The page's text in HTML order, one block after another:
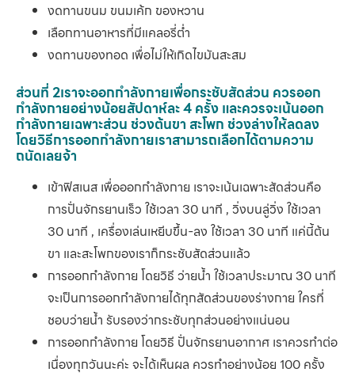
งดทานขนม ขนมเค้ก ของหวาน
เลือกทานอาหารที่มีแคลอรี่ต่ำ
งดทานของทอด เพื่อไม่ให้เกิดไขมันสะสม
ส่วนที่ 2เราจะออกกำลังกายเพื่อกระชับสัดส่วน ควรออก
กำลังกายอย่างน้อยสัปดาห์ละ 4 ครั้ง และควรจะเน้นออก
กำลังกายเฉพาะส่วน ช่วงต้นขา สะโพก ช่วงล่างให้ลดลง
โดยวิธีการออกกำลังกายเราสามารถเลือกได้ตามความ
ถนัดเลยจ้า
เข้าฟิสเนส เพื่อออกกำลังกาย เราจะเน้นเฉพาะสัดส่วนคือ
การปั่นจักรยานเร็ว ใช้เวลา 30 นาที , วิ่งบนลู่วิ่ง ใช้เวลา
30 นาที , เครื่องเล่นเหยีบขึ้น-ลง ใช้เวลา 30 นาที แค่นี้ต้น
ขา และสะโพกของเราก็กระชับสัดส่วนแล้ว
การออกกำลังกาย โดยวิธี ว่ายน้ำ ใช้เวลาประมาณ 30 นาที
จะเป็นการออกกำลังกายได้ทุกสัดส่วนของร่างกาย ใครที่
ชอบว่ายน้ำ รับรองว่ากระชับทุกส่วนอย่างแน่นอน
การออกกำลังกาย โดยวิธี ปั่นจักรยานอากาศ เราควรทำต่อ
เนื่องทุกวันนะค่ะ จะได้เห็นผล ควรทำอย่างน้อย 100 ครั้ง